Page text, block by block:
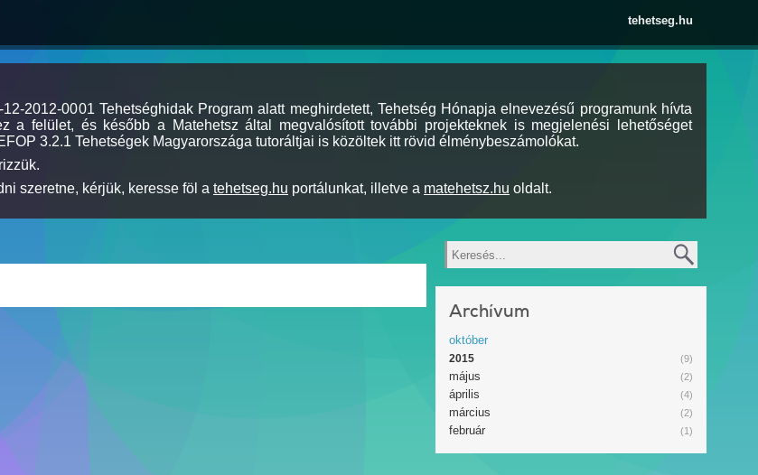
tehetseg.hu
2012-0001 Tehetséghidak Program alatt meghirdetett, Tehetség Hónapja elnevezésű programunk hívta
a felület, és később a Matehetsz által megvalósított további projekteknek is megjelenési lehetőséget
3.2.1 Tehetségek Magyarországa tutoráltjai is közöltek itt rövid élménybeszámolókat.
szeretne, kérjük, keresse föl a tehetseg.hu portálunkat, illetve a matehetsz.hu oldalt.
Keresés
Archívum
október
(9)
2015
(2)
május
(4)
április
(2)
március
(1)
február